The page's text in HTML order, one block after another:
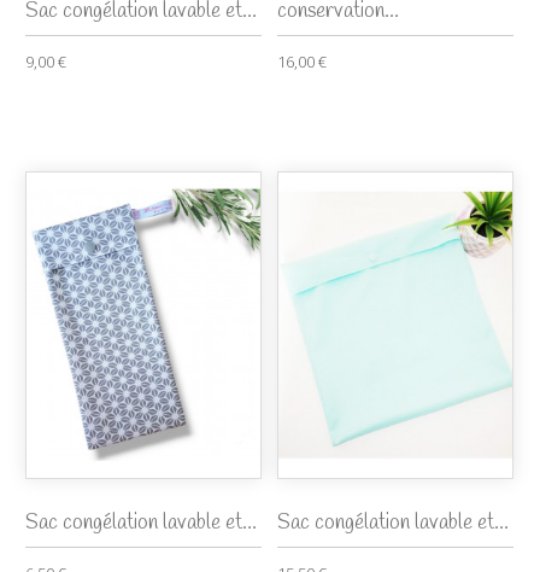
Sac congélation lavable et...
9,00 €
conservation...
16,00 €
Sac congélation lavable et... Sac congélation lavable et...